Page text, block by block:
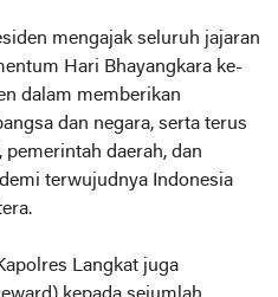
mengajak seluruh jajaran
Hari Bhayangkara ke-
dalam memberikan
dan negara, serta terus
daerah, dan
terwujudnya Indonesia
Langkat juga